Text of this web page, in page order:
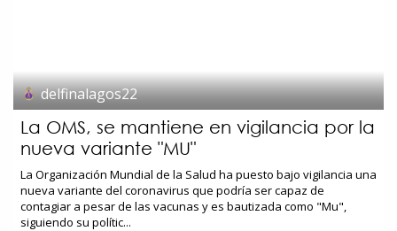
delfinalagos22
La OMS, se mantiene en vigilancia por la
nueva variante "MU"
La Organización Mundial de la Salud ha puesto bajo vigilancia una
nueva variante del coronavirus que podría ser capaz de
contagiar a pesar de las vacunas y es bautizada como "Mu",
siguiendo su polític...